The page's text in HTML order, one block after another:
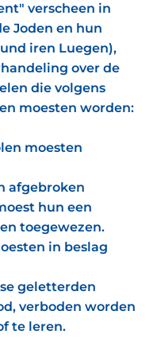
verscheen in
Joden en hun
iren Luegen),
over de
die volgens
moesten worden:
moesten
afgebroken
hun een
toegewezen.
in beslag
geletterden
verboden worden
te leren.